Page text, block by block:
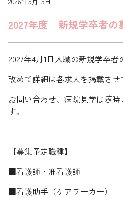
2027年度 新規学卒者の
2027年4月1日入職の新規学卒者
改めて詳細は各求人を掲載させ
お問い合わせ、病院見学は随
す。
【募集予定職種】
■看護師・准看護師
■看護助手（ケアワーカー）